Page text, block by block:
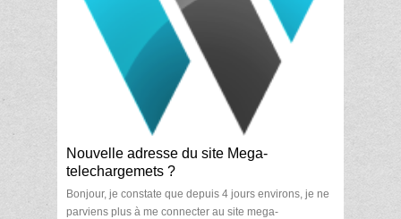
Nouvelle adresse du site Mega-
telechargemets ?
Bonjour, je constate que depuis 4 jours environs, je ne
parviens plus à me connecter au site mega-